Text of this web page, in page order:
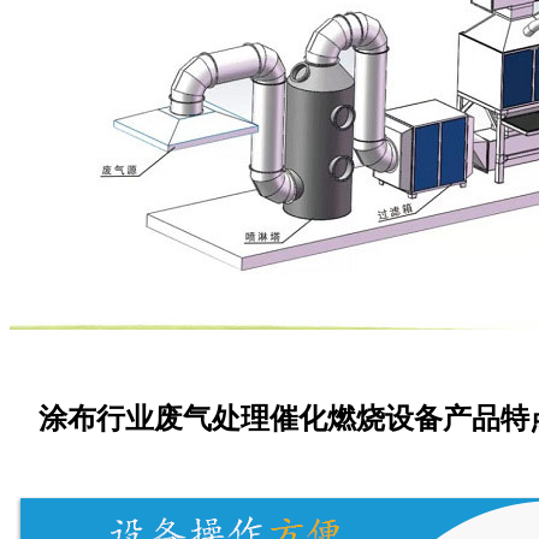
涂布行业废气处理催化燃烧设备产品特